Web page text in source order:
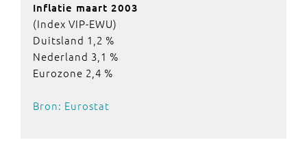
Inflatie maart 2003
(Index VIP-EWU)
Duitsland 1,2 %
Nederland 3,1 %
Eurozone 2,4 %
Bron: Eurostat